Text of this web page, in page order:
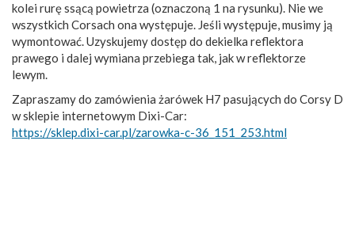
kolei rurę ssącą powietrza (oznaczoną 1 na rysunku). Nie we
wszystkich Corsach ona występuje. Jeśli występuje, musimy ją
wymontować. Uzyskujemy dostęp do dekielka reflektora
prawego i dalej wymiana przebiega tak, jak w reflektorze
lewym.
Zapraszamy do zamówienia żarówek H7 pasujących do Corsy D
w sklepie internetowym Dixi-Car:
https://sklep.dixi-car.pl/zarowka-c-36_151_253.html